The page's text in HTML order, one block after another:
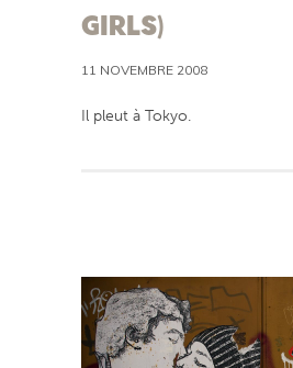
GIRLS)
11 NOVEMBRE 2008
Il pleut à Tokyo.